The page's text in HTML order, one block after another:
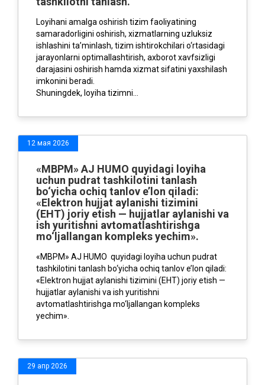
Loyihani amalga oshirish tizim faoliyatining
samaradorligini oshirish, xizmatlarning uzluksiz
ishlashini ta’minlash, tizim ishtirokchilari o‘rtasidagi
jarayonlarni optimallashtirish, axborot xavfsizligi
darajasini oshirish hamda xizmat sifatini yaxshilash
imkonini beradi.
Shuningdek, loyiha tizimni...
12 мая 2026
«MBPM» AJ HUMO quyidagi loyiha
uchun pudrat tashkilotini tanlash
bo‘yicha ochiq tanlov e’lon qiladi:
«Elektron hujjat aylanishi tizimini
(EHT) joriy etish — hujjatlar aylanishi va
ish yuritishni avtomatlashtirishga
mo‘ljallangan kompleks yechim».
«MBPM» AJ HUMO quyidagi loyiha uchun pudrat
tashkilotini tanlash bo‘yicha ochiq tanlov e’lon qiladi:
«Elektron hujjat aylanishi tizimini (EHT) joriy etish —
hujjatlar aylanishi va ish yuritishni
avtomatlashtirishga mo‘ljallangan kompleks
yechim».
29 апр 2026